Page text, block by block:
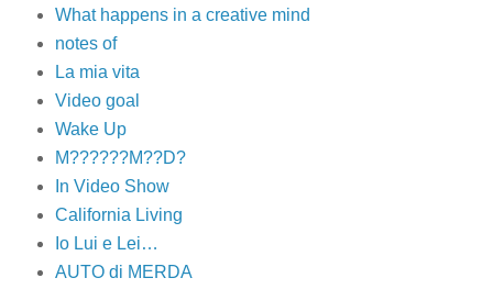
What happens in a creative mind
notes of
La mia vita
Video goal
Wake Up
M??????M??D?
In Video Show
California Living
Io Lui e Lei…
AUTO di MERDA